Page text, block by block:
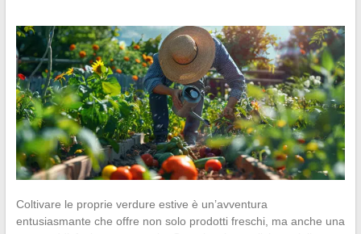
Coltivare le proprie verdure estive è un’avventura
entusiasmante che offre non solo prodotti freschi, ma anche una